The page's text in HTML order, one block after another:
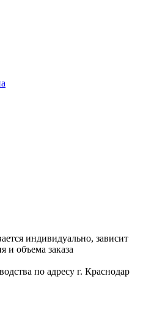
индивидуально, зависит
и объема заказа
по адресу г. Краснодар